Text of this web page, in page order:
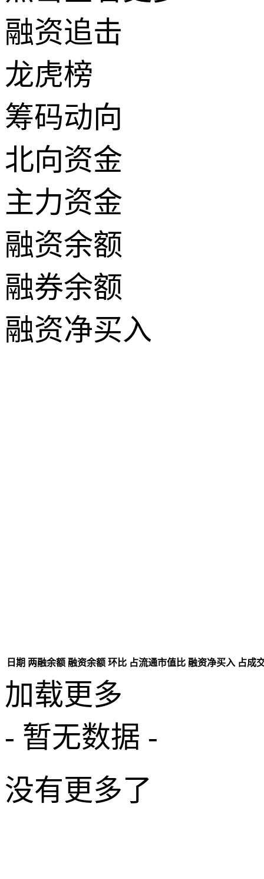
融资追击
龙虎榜
筹码动向
北向资金
主力资金
融资余额
融券余额
融资净买入
日期 两融余额 融资余额 环比 占流通市值比 融资净买入 占成
加载更多
- 暂无数据 -
没有更多了